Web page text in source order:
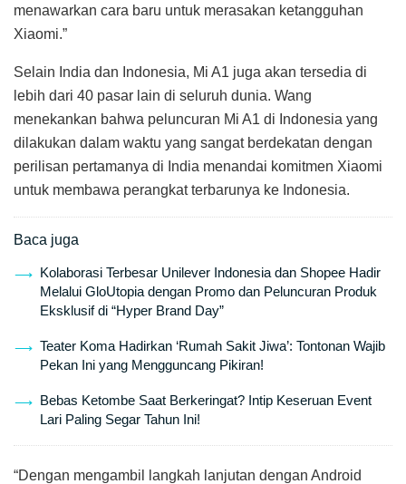
menawarkan cara baru untuk merasakan ketangguhan
Xiaomi.”
Selain India dan Indonesia, Mi A1 juga akan tersedia di
lebih dari 40 pasar lain di seluruh dunia. Wang
menekankan bahwa peluncuran Mi A1 di Indonesia yang
dilakukan dalam waktu yang sangat berdekatan dengan
perilisan pertamanya di India menandai komitmen Xiaomi
untuk membawa perangkat terbarunya ke Indonesia.
Baca juga
Kolaborasi Terbesar Unilever Indonesia dan Shopee Hadir
Melalui GloUtopia dengan Promo dan Peluncuran Produk
Eksklusif di “Hyper Brand Day”
Teater Koma Hadirkan ‘Rumah Sakit Jiwa’: Tontonan Wajib
Pekan Ini yang Mengguncang Pikiran!
Bebas Ketombe Saat Berkeringat? Intip Keseruan Event
Lari Paling Segar Tahun Ini!
“Dengan mengambil langkah lanjutan dengan Android